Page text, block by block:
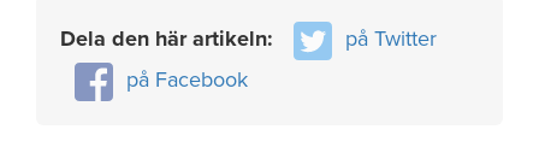
Dela den här artikeln:
på Twitter
på Facebook